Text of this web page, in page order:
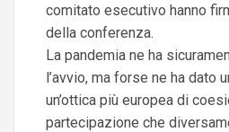
comitato esecutivo hanno
della conferenza.
La pandemia ne ha
l’avvio, ma forse ne ha dato
un’ottica più europea di
partecipazione che